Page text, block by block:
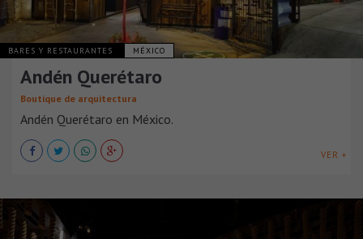
BARES Y RESTAURANTES MÉXICO
Andén Querétaro
Boutique de arquitectura
Andén Querétaro en México.
VER +